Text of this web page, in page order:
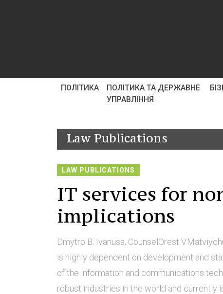
ПОЛІТИКА
ПОЛІТИКА ТА ДЕРЖАВНЕ
УПРАВЛІННЯ
Law Publications
LAW PUBLICATIONS
IT services for
implications
Dmytro B. Ivanusa, CounselOrest
is highly dependent on development and
of the information and communications
robust industries in the world and currently